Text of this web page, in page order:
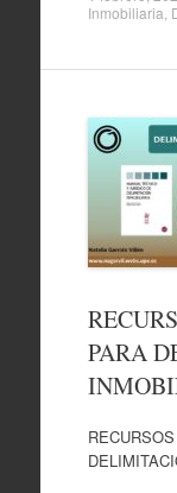
Inmobiliaria
PARA